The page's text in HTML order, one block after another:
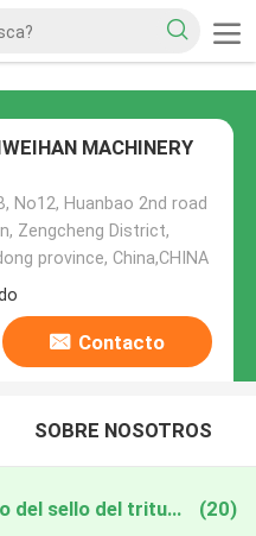
MACHINERY
No12, Huanbao 2nd road
Zengcheng District,
province, China,CHINA
Contacto
SOBRE NOSOTROS
CHINA Equipo hidráulico del sello del triturador (20)